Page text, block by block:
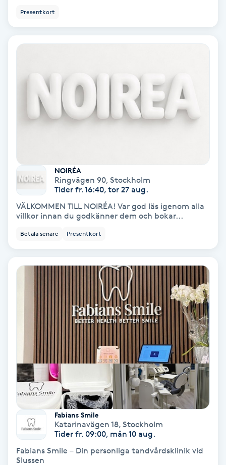
Extensions borttagning
Eyeliner-tatuering
Face framing
Faceliftmassage
Fettreducering
Fibromassage
Fransborttagning
Fransfärgning
Fransförlängning
Fransförlängning Megavolym
Presentkort
NOIRÉA
Ringvägen 90, Stockholm
Tider fr. 16:40, tor 27 aug.
VÄLKOMMEN TILL NOIRÉA! Var god läs igenom alla
villkor innan du godkänner dem och bokar...
Betala senare Presentkort
Fabians Smile
Katarinavägen 18, Stockholm
Tider fr. 09:00, mån 10 aug.
Fabians Smile – Din personliga tandvårdsklinik vid
Slussen